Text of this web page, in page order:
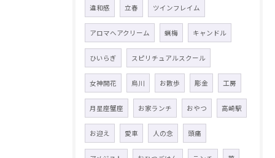
違和感 立春 ツインフレイム
アロマヘアクリーム 蝋梅 キャンドル
ひいらぎ スピリチュアルスクール
女神開花 烏川 お散歩 彫金 工房
月星座蟹座 お家ランチ おやつ 高崎駅
お迎え 愛車 人の念 頭痛